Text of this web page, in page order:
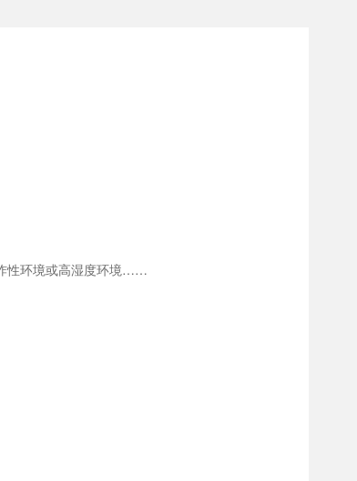
性环境或高湿度环境……